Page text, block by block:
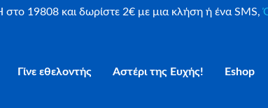
στο 19808 και δωρίστε 2€ με μια κλήση ή ένα SMS,
Γίνε εθελοντής Αστέρι της Ευχής! Eshop